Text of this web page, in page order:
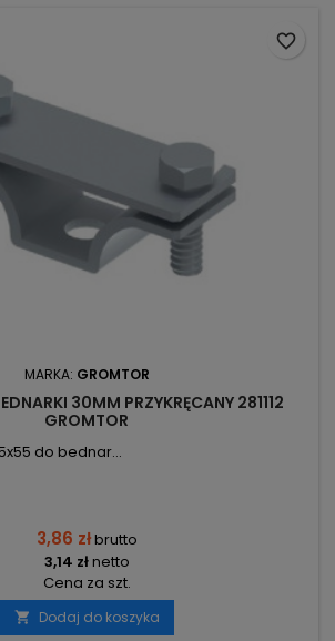
MARKA: GROMTOR
30MM PRZYKRĘCANY 281112
GROMTOR
do bednar...
3,86 złbrutto
3,14 złnetto
Cena za szt.
 Dodaj do koszyka
favorite_border